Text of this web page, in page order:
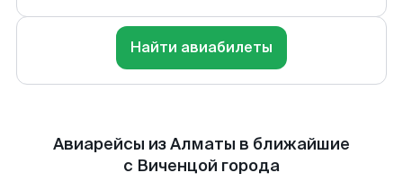
Найти авиабилеты
Авиарейсы из Алматы в ближайшие
с Виченцой города